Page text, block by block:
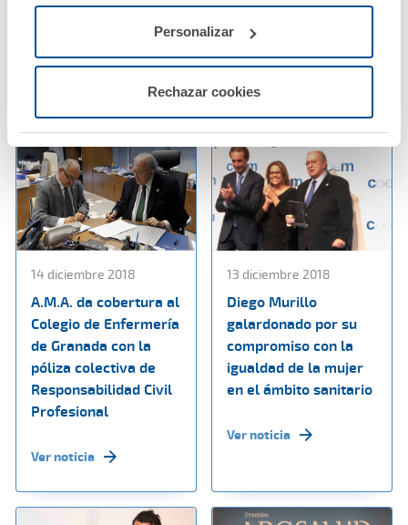
Personalizar
Rechazar cookies
Oficial de Médicos de
colectiva de Vida
Ver noticia
14 diciembre 2018
A.M.A. da cobertura al
Colegio de Enfermería
de Granada con la
póliza colectiva de
Responsabilidad Civil
Profesional
Ver noticia
13 diciembre 2018
Diego Murillo
galardonado por su
compromiso con la
igualdad de la mujer
en el ámbito sanitario
Ver noticia